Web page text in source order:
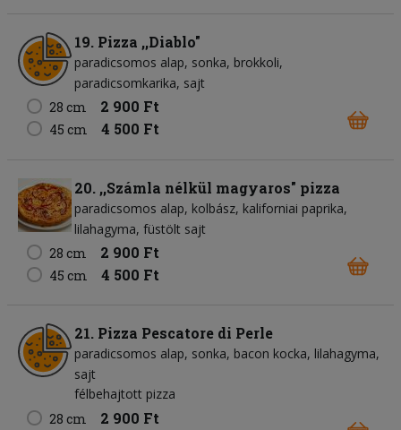
19. Pizza ,,Diablo"
paradicsomos alap sonka brokkoli
paradicsomkarika sajt
28 cm
2 900 Ft
45 cm 4 500 Ft
20. ,,Számla nélkül magyaros" pizza
paradicsomos alap kolbász kaliforniai paprika
lilahagyma füstölt sajt
28 cm
2 900 Ft
45 cm 4 500 Ft
21. Pizza Pescatore di Perle
paradicsomos alap sonka bacon kocka lilahagyma
sajt
félbehajtott pizza
28 cm
2 900 Ft